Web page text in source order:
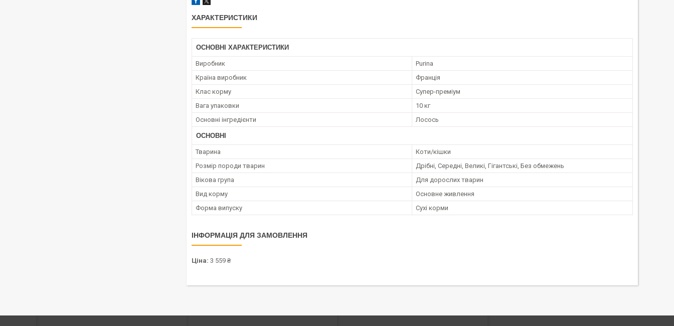
ХАРАКТЕРИСТИКИ
ОСНОВНІ ХАРАКТЕРИСТИКИ
Виробник
Purina
Країна виробник
Франція
Клас корму
Супер-преміум
Вага упаковки
10 кг
Основні інгредієнти
Лосось
ОСНОВНІ
Тварина
Коти/кішки
Розмір породи тварин
Дрібні, Середні, Великі, Гігантські, Без обмежень
Вікова група
Для дорослих тварин
Вид корму
Основне живлення
Форма випуску
Сухі корми
ІНФОРМАЦІЯ ДЛЯ ЗАМОВЛЕННЯ
Ціна: 3 559 ₴